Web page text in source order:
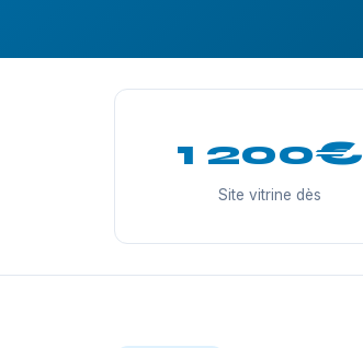
1 200€
Site vitrine dès